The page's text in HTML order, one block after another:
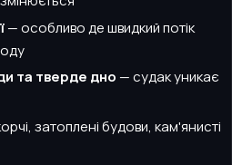
— особливо де швидкий потік
та тверде дно — судак уникає
затоплені будови, кам'янисті